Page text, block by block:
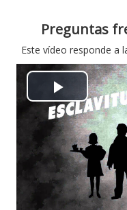
d
e
o
Preguntas
Este vídeo responde a
P
a
y